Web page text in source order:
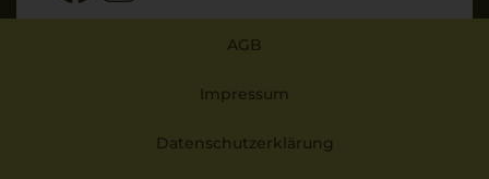
AGB
Impressum
Datenschutzerklärung